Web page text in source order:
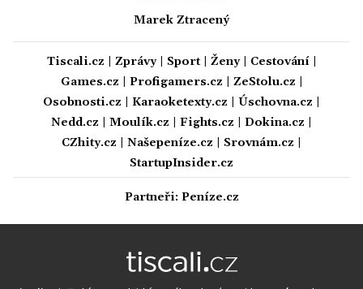
Marek Ztracený
Tiscali.cz Zprávy| Sport| Ženy| Cestování|
Games.cz
Profigamers.cz ZeStolu.cz
Osobnosti.cz
Karaoketexty.cz Úschovna.cz
Nedd.cz
Moulík.cz Fights.cz Dokina.cz
CZhity.cz
Našepeníze.cz Srovnám.cz
StartupInsider.cz
Partneři: Peníze.cz